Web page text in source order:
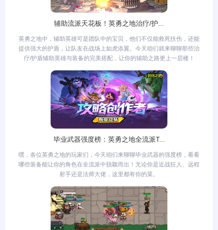
辅助流派天花板！英勇之地治疗/护...
英勇之地中，辅助英雄可是团队中的宝贝，他们不仅能救死扶伤，还能
提供强大的护盾，让队友在战场上如虎添翼。今天咱们就来聊聊那些治
疗/护盾辅助英雄与装备的完美搭配，让你的辅助之路更上一层楼！
毕业武器强度榜：英勇之地全流派T...
嘿，各位英勇之地的玩家们，今天咱们来聊聊毕业武器的强度榜，看看
哪些装备能让你的角色在全流派中脱颖而出！无论你是近战狂人、远程
射手还是法师大佬，这里都有你的菜。